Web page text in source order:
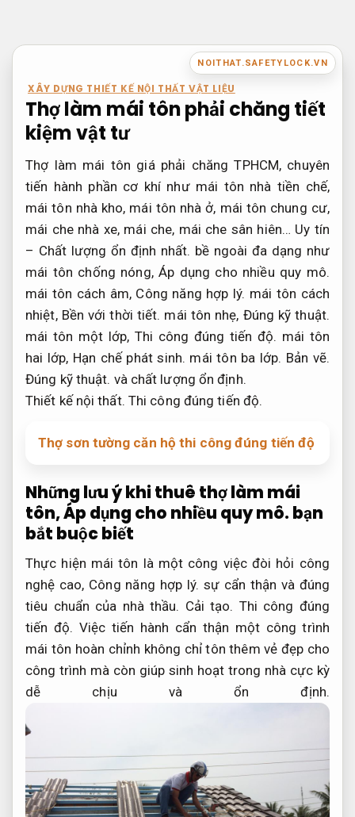
nội
NOITHAT.SAFETYLOCK.VN
XÂY DỰNG THIẾT KẾ NỘI THẤT VẬT LIỆU
Thợ làm mái tôn phải chăng tiết
kiệm vật tư
Thợ làm mái tôn giá phải chăng TPHCM, chuyên
tiến hành phần cơ khí như mái tôn nhà tiền chế,
mái tôn nhà kho, mái tôn nhà ở, mái tôn chung cư,
mái che nhà xe, mái che, mái che sân hiên… Uy tín
– Chất lượng ổn định nhất. bề ngoài đa dạng như
mái tôn chống nóng,Áp dụng cho nhiều quy mô.
mái tôn cách âm, Công năng hợp lý. mái tôn cách
nhiệt, Bền với thời tiết. mái tôn nhẹ, Đúng kỹ thuật.
mái tôn một lớp, Thi công đúng tiến độ. mái tôn
hai lớp, Hạn chế phát sinh. mái tôn ba lớp. Bản vẽ.
Đúng kỹ thuật. và chất lượng ổn định.
Thiết kế nội thất. Thi công đúng tiến độ.
Thợ sơn tường căn hộ thi công đúng tiến độ
Những lưu ý khi thuê thợ làm mái
tôn,Áp dụng cho nhiều quy mô. bạn
bắt buộc biết
Thực hiện mái tôn là một công việc đòi hỏi công
nghệ cao, Công năng hợp lý. sự cẩn thận và đúng
tiêu chuẩn của nhà thầu. Cải tạo. Thi công đúng
tiến độ. Việc tiến hành cẩn thận một công trình
mái tôn hoàn chỉnh không chỉ tôn thêm vẻ đẹp cho
công trình mà còn giúp sinh hoạt trong nhà cực kỳ
dễ chịu và ổn định.